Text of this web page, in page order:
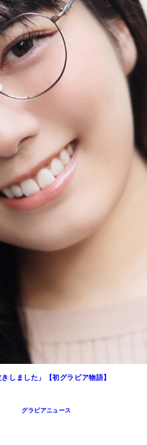
しました」【初グラビア物語】
グラビアニュース